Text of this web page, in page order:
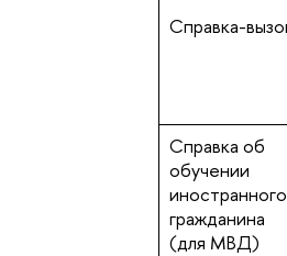
Справка-
Справка об
обучении
иностранного
гражданина
(для МВД)